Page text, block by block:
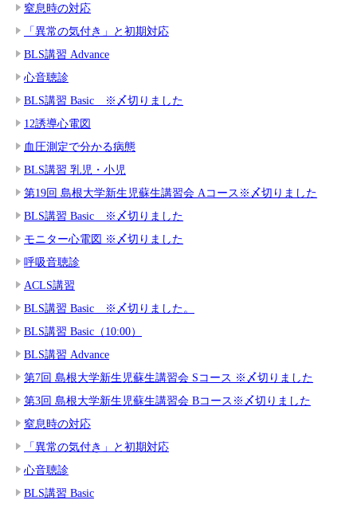
窒息時の対応
「異常の気付き」と初期対応
BLS講習 Advance
心音聴診
BLS講習 Basic ※〆切りました
12誘導心電図
血圧測定で分かる病態
BLS講習 乳児・小児
第19回 島根大学新生児蘇生講習会 Aコース※〆切りました
BLS講習 Basic ※〆切りました
モニター心電図 ※〆切りました
呼吸音聴診
ACLS講習
BLS講習 Basic ※〆切りました。
BLS講習 Basic（10:00）
BLS講習 Advance
第7回 島根大学新生児蘇生講習会 Sコース ※〆切りました
第3回 島根大学新生児蘇生講習会 Bコース※〆切りました
窒息時の対応
「異常の気付き」と初期対応
心音聴診
BLS講習 Basic